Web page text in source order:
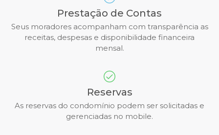
Prestação de Contas
Seus moradores acompanham com transparência as
receitas, despesas e disponibilidade financeira
mensal.
Reservas
As reservas do condomínio podem ser solicitadas e
gerenciadas no mobile.